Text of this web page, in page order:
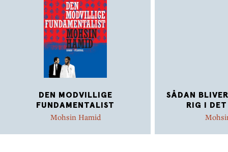
DEN MODVILLIGE
FUNDAMENTALIST
Mohsin Hamid
SÅDAN
RIG I